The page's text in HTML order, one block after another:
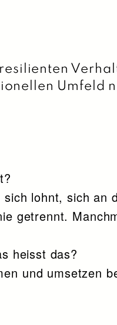
Umfeld
lohnt, sich an
getrennt.
heisst das?
und umsetzen